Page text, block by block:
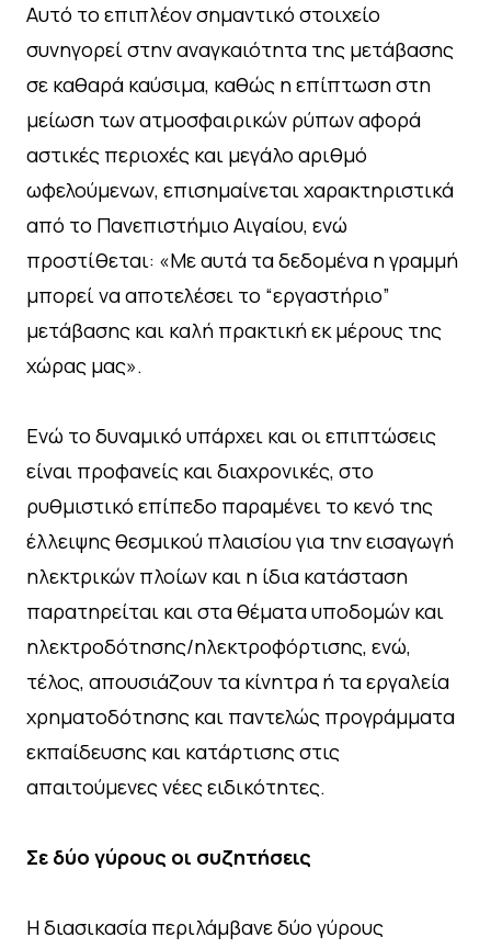
Αυτό το επιπλέον σημαντικό στοιχείο
συνηγορεί στην αναγκαιότητα της μετάβασης
σε καθαρά καύσιμα, καθώς η επίπτωση στη
μείωση των ατμοσφαιρικών ρύπων αφορά
αστικές περιοχές και μεγάλο αριθμό
ωφελούμενων, επισημαίνεται χαρακτηριστικά
από το Πανεπιστήμιο Αιγαίου, ενώ
προστίθεται: «Με αυτά τα δεδομένα η γραμμή
μπορεί να αποτελέσει το “εργαστήριο”
μετάβασης και καλή πρακτική εκ μέρους της
χώρας μας».
Ενώ το δυναμικό υπάρχει και οι επιπτώσεις
είναι προφανείς και διαχρονικές, στο
ρυθμιστικό επίπεδο παραμένει το κενό της
έλλειψης θεσμικού πλαισίου για την εισαγωγή
ηλεκτρικών πλοίων και η ίδια κατάσταση
παρατηρείται και στα θέματα υποδομών και
ηλεκτροδότησης/ηλεκτροφόρτισης, ενώ,
τέλος, απουσιάζουν τα κίνητρα ή τα εργαλεία
χρηματοδότησης και παντελώς προγράμματα
εκπαίδευσης και κατάρτισης στις
απαιτούμενες νέες ειδικότητες.
Σε δύο γύρους οι συζητήσεις
Η διασικασία περιλάμβανε δύο γύρους